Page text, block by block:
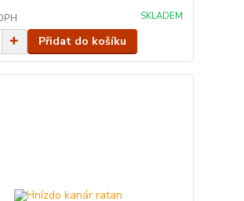
SKLADEM
Přidat do košíku